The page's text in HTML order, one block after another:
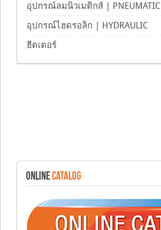
อุปกรณ์ลมนิวเมติกส์ | PNEUMATIC
อุปกรณ์ไฮดรอลิก | HYDRAULIC
ฮีตเตอร์
ONLINECATALOG